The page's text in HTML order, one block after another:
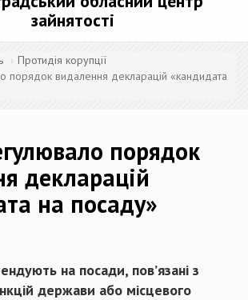
зайнятості
Протидія корупції
порядок видалення декларацій «кандидата
порядок
декларацій
на посаду»
на посади, пов’язані з
держави або місцевого